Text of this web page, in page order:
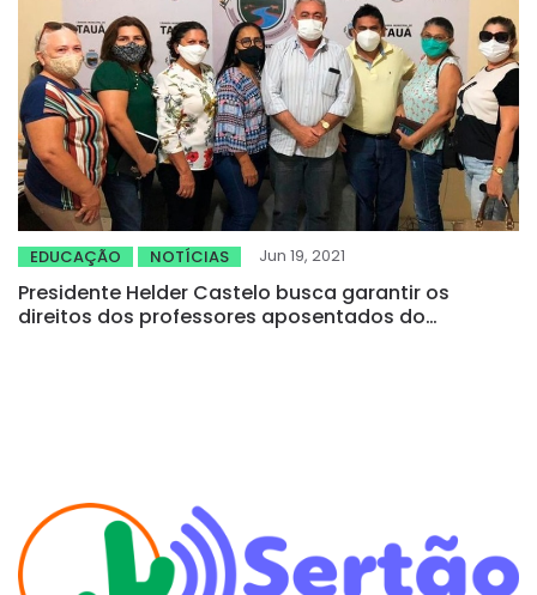
EDUCAÇÃO NOTÍCIAS Jun 19, 2021
Presidente Helder Castelo busca garantir os
direitos dos professores aposentados do